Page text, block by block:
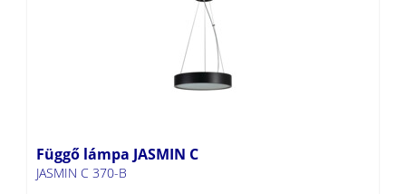
Függő lámpa JASMIN C
JASMIN C 370-B